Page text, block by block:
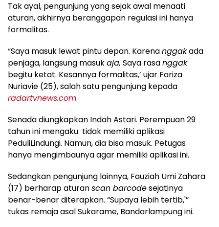
Tak ayal, pengunjung yang sejak awal menaati
aturan, akhirnya beranggapan regulasi ini hanya
formalitas.
“Saya masuk lewat pintu depan. Karenanggakada
penjaga, langsung masukaja, Saya rasanggak
begitu ketat. Kesannya formalitas,’ ujar Fariza
Nuriavie (25), salah satu pengunjung kepada
radartvnews.com.
Senada diungkapkan Indah Astari. Perempuan 29
tahun ini mengaku tidak memiliki aplikasi
PeduliLindungi. Namun, dia bisa masuk. Petugas
hanya mengimbaunya agar memiliki aplikasi ini.
Sedangkan pengunjung lainnya, Fauziah Umi Zahara
(17) berharap aturanscan barcodesejatinya
benar-benar diterapkan. “Supaya lebih tertib,'”
tukas remaja asal Sukarame, Bandarlampung ini.